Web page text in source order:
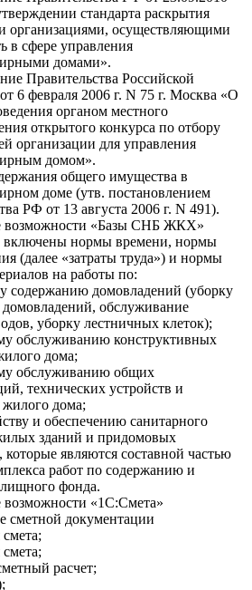
стандарта раскрытия
организациями, осуществляющими
в сфере управления
домами».
Правительства Российской
6 февраля 2006 г. N 75 г. Москва «О
органом местного
открытого конкурса по отбору
организации для управления
домом».
общего имущества в
доме (утв. постановлением
РФ от 13 августа 2006 г. N 491).
возможности «Базы СНБ ЖКХ»
включены нормы времени, нормы
(далее «затраты труда») и нормы
на работы по:
содержанию домовладений (уборку
домовладений, обслуживание
уборку лестничных клеток);
обслуживанию конструктивных
дома;
обслуживанию общих
технических устройств и
дома;
и обеспечению санитарного
зданий и придомовых
которые являются составной частью
работ по содержанию и
фонда.
«1С:Смета»
сметной документации
расчет;